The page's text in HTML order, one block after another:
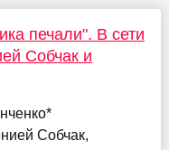
печали". В сети
Собчак и
Собчак,